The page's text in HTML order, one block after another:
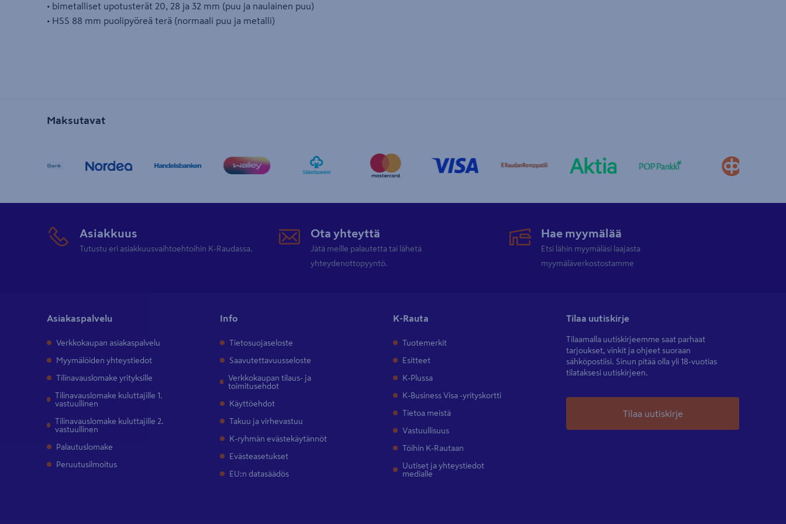
• bimetalliset upotusterät 20, 28 ja 32 mm (puu ja naulainen puu)
• HSS 88 mm puolipyöreä terä (normaali puu ja metalli)
Maksutavat
Asiakkuus
Tutustu eri asiakkuusvaihtoehtoihin K-Raudassa.
Ota yhteyttä
Jätä meille palautetta tai lähetä
yhteydenottopyyntö.
Hae myymälää
Etsi lähin myymäläsi laajasta
myymäläverkostostamme
Asiakaspalvelu
Verkkokaupan asiakaspalvelu
Myymälöiden yhteystiedot
Tilinavauslomake yrityksille
Tilinavauslomake kuluttajille 1.
vastuullinen
Tilinavauslomake kuluttajille 2.
vastuullinen
Palautuslomake
Peruutusilmoitus
Info
Tietosuojaseloste
Saavutettavuusseloste
Verkkokaupan tilaus- ja
toimitusehdot
Käyttöehdot
Takuu ja virhevastuu
K-ryhmän evästekäytännöt
Evästeasetukset
EU:n datasäädös
K-Rauta
Tuotemerkit
Esitteet
K-Plussa
K-Business Visa -yrityskortti
Tietoa meistä
Vastuullisuus
Töihin K-Rautaan
Uutiset ja yhteystiedot
medialle
Tilaa uutiskirje
Tilaamalla uutiskirjeemme saat parhaat
tarjoukset, vinkit ja ohjeet suoraan
sähköpostiisi. Sinun pitää olla yli 18-vuotias
tilataksesi uutiskirjeen.
Tilaa uutiskirje